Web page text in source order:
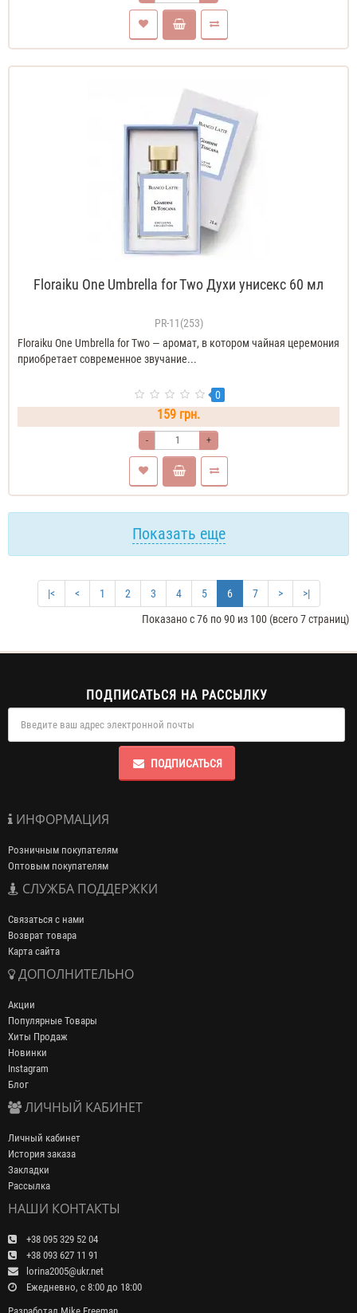
Floraiku One Umbrella for Two Духи унисекс 60 мл
PR-11(253)
Floraiku One Umbrella for Two — аромат, в котором чайная церемония
приобретает современное звучание...
0
159 грн.
- +
Показать еще
|< < 1 2 3 4 5 6 7 >
>|
Показано с 76 по 90 из 100 (всего 7 страниц)
ПОДПИСАТЬСЯ НА РАССЫЛКУ
ПОДПИСАТЬСЯ
ИНФОРМАЦИЯ
Розничным покупателям
Оптовым покупателям
СЛУЖБА ПОДДЕРЖКИ
Связаться с нами
Возврат товара
Карта сайта
ДОПОЛНИТЕЛЬНО
Акции
Популярные Товары
Хиты Продаж
Новинки
Instagram
Блог
ЛИЧНЫЙ КАБИНЕТ
Личный кабинет
История заказа
Закладки
Рассылка
НАШИ КОНТАКТЫ
+38 095 329 52 04
+38 093 627 11 91
lorina2005@ukr.net
Ежедневно, с 8:00 до 18:00